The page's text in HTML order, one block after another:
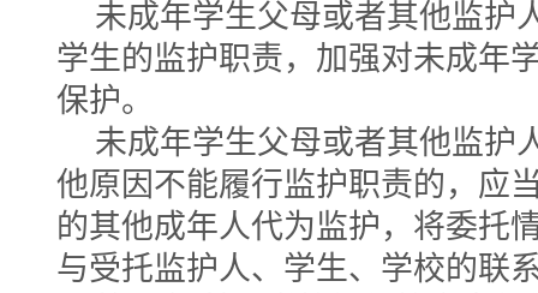
未成年学生父母或者其他监护
学生的监护职责，加强对未成年
保护。
未成年学生父母或者其他监护
他原因不能履行监护职责的，应
的其他成年人代为监护，将委托
与受托监护人、学生、学校的联